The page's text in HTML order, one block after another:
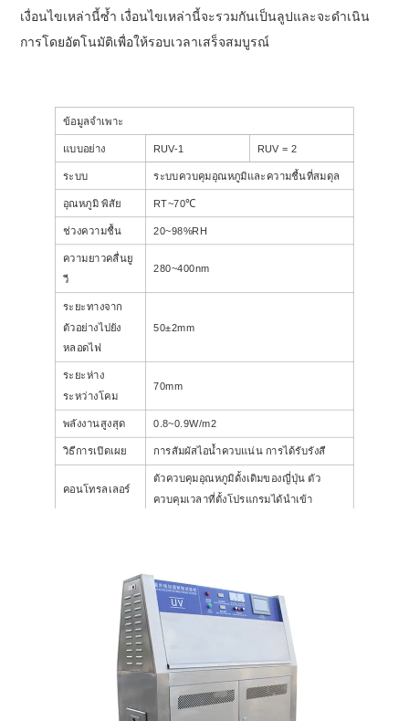
เงื่อนไขเหล่านี้ซ้ำ เงื่อนไขเหล่านี้จะรวมกันเป็นลูปและจะดำเนิน
การโดยอัตโนมัติเพื่อให้รอบเวลาเสร็จสมบูรณ์
ข้อมูลจำเพาะ
แบบอย่าง RUV-1 RUV = 2
ระบบ ระบบควบคุมอุณหภูมิและความชื้นที่สมดุล
อุณหภูมิ พิสัย RT~70℃
ช่วงความชื้น 20~98%RH
ความยาวคลื่นยู
วี
280~400nm
ระยะทางจาก
ตัวอย่างไปยัง
หลอดไฟ
50±2mm
ระยะห่าง
ระหว่างโคม
70mm
พลังงานสูงสุด 0.8~0.9W/m2
วิธีการเปิดเผย การสัมผัสไอน้ำควบแน่น การได้รับรังสี
คอนโทรลเลอร์
ตัวควบคุมอุณหภูมิดั้งเดิมของญี่ปุ่น ตัว
ควบคุมเวลาที่ตั้งโปรแกรมได้นำเข้า